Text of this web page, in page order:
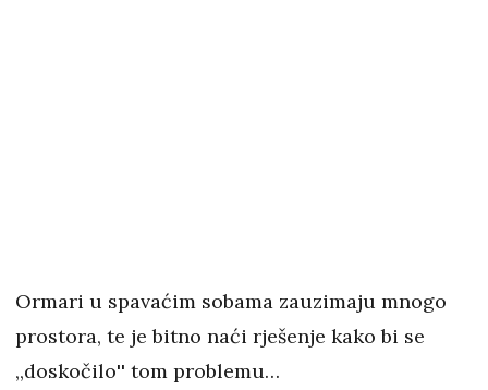
Ormari u spavaćim sobama zauzimaju mnogo
prostora, te je bitno naći rješenje kako bi se
,,doskočilo'' tom problemu…